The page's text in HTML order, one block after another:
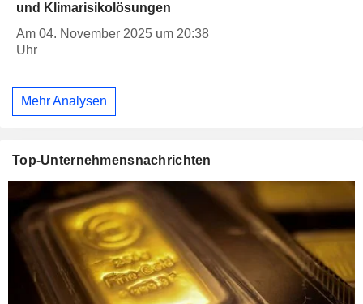
und Klimarisikolösungen
Am 04. November 2025 um 20:38
Uhr
Mehr Analysen
Top-Unternehmensnachrichten